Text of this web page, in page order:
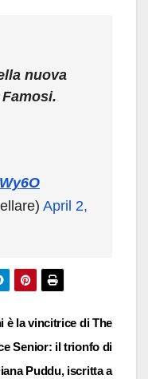
nuova
April 2,
è la vincitrice di The
Senior: il trionfo di
Puddu, iscritta a